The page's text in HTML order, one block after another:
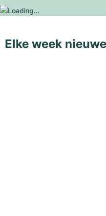
Elke week